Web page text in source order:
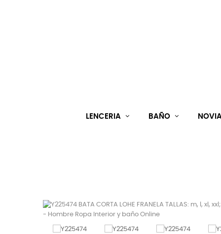
LENCERIA BAÑO